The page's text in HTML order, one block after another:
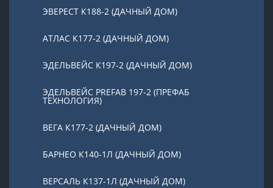
ЭВЕРЕСТ К188-2 (ДАЧНЫЙ ДОМ)
АТЛАС К177-2 (ДАЧНЫЙ ДОМ)
ЭДЕЛЬВЕЙС К197-2 (ДАЧНЫЙ ДОМ)
ЭДЕЛЬВЕЙС PREFAB 197-2 (ПРЕФАБ
ТЕХНОЛОГИЯ)
ВЕГА К177-2 (ДАЧНЫЙ ДОМ)
БАРНЕО К140-1Л (ДАЧНЫЙ ДОМ)
ВЕРСАЛЬ К137-1Л (ДАЧНЫЙ ДОМ)